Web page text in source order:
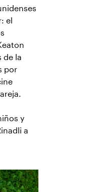
el
de la
por
y
a